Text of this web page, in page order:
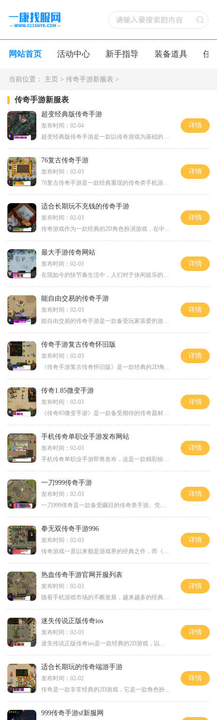
网站首页 活动中心 新手指导 装备道具 任
当前位置： 主页> 传奇手游新服表 >
传奇手游新服表
超变经典版传奇手游
发布时间：02-04
超变经典版传奇手游是一款以传奇游戏为基础的2D游戏，采用角色扮演的方式让玩家沉浸其中。这款游戏采用了万人在线的模式，玩家可以与其他玩家互动，并在主城中结识新的朋友。在
详情
76复古传奇手游
发布时间：02-03
76复古传奇手游是一款经典重现的传奇类手机游戏，以其独特的游戏玩法和令人兴奋的打斗体验深受广大游戏玩家的喜爱。无论是曾经沉迷传奇游戏的老玩家，还是对传奇类游戏感兴趣的
详情
适合长期玩不充钱的传奇手游
发布时间：02-03
传奇游戏作为一款经典的2D角色扮演游戏，在中国拥有着庞大的玩家群体。这款游戏以其丰富的内容、刺激的玩法和万人在线的特点而备受喜爱。与其他游戏不同的是，传奇游戏的特色之
详情
最大手游传奇网站
发布时间：02-03
在现如今的快节奏生活中，人们对于休闲娱乐的需求越来越高。手游作为一种便捷的娱乐方式，深受广大玩家的喜爱与青睐。而在众多的手游网站中，《最大手游传奇网站》无疑是备受
详情
能自由交易的传奇手游
发布时间：02-03
能自由交易的传奇手游是一款备受玩家喜爱的游戏。它不仅提供了丰富多样的游戏玩法，还允许玩家自由交易，从而真正实现了游戏中的交互性和社交性。在这个游戏中，玩家可以尽情
详情
传奇手游复古传奇怀旧版
发布时间：02-03
《传奇手游复古传奇怀旧版》是一款经典的2D角色扮演游戏，曾经风靡一时的万人在线游戏再度重现。该游戏以多人在线互动为核心，玩家可以与其他玩家进行交流、合作、对抗等多种形
详情
传奇1.85微变手游
发布时间：02-03
《传奇85微变手游》是一款备受期待的传奇题材手机游戏，以其独特的微变玩法吸引了众多传奇迷的关注。本游戏融合了经典传奇的核心玩法，加入了创新的元素，为玩家带来了全新的游
详情
手机传奇单职业手游发布网站
发布时间：02-03
手机传奇单职业手游即将发布，这是一款精彩纷呈的2D游戏，让玩家们在虚拟世界中体验热血战斗的乐趣。作为一款经典的角色扮演游戏，传奇游戏一直以来都备受玩家们的喜爱，这次的
详情
一刀999传奇手游
发布时间：02-03
一刀999传奇是一款备受瞩目的传奇类手游。凭借丰富多样的玩法、精美逼真的画面以及创新的游戏机制，一刀999传奇吸引了广大玩家的关注。今天，我们就来详细介绍一下这款游戏的具
详情
拳无双传奇手游996
发布时间：02-03
传奇游戏一直以来都是游戏界的经典之作，而《拳无双传奇手游996》作为一款2D角色扮演游戏，将这一经典再次带到了玩家们的面前。它以其独特的创新玩法和丰富的游戏内容吸引着无数
详情
热血传奇手游官网开服列表
发布时间：02-03
随着手机游戏市场的不断发展，越来越多的经典游戏开始进入手机平台，其中热血传奇无疑是备受玩家喜爱的一款游戏。作为2D游戏的代表之一，热血传奇的精彩玩法和丰富内容吸引着大
详情
迷失传说正版传奇ios
发布时间：02-03
迷失传说正版传奇ios是一款经典的2D游戏，以角色扮演为主题，集万人在线、玩家互动、行会、技能、装备介绍以及地图传送等元素于一体。它带给玩家身临其境的沉浸式游戏体验，让人
详情
适合长期玩的传奇端游手游
发布时间：02-02
传奇是一款非常经典的2D游戏，它是一款角色扮演游戏，具有万人在线的特点，玩家可以通过玩传奇游戏与数万名在线玩家互动。传奇游戏中最受欢迎的是组队战斗和挖矿活动，还有与好
详情
999传奇手游sf新服网